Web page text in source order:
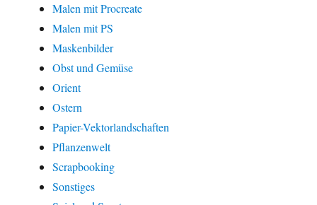
Malen mit Procreate
Malen mit PS
Maskenbilder
Obst und Gemüse
Orient
Ostern
Papier-Vektorlandschaften
Pflanzenwelt
Scrapbooking
Sonstiges